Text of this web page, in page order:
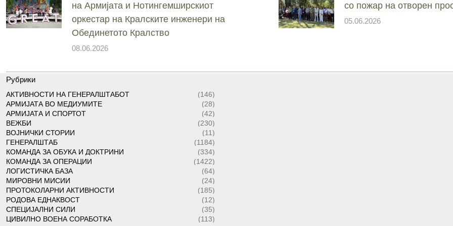
на Армијата и Нотингемширскиот
оркестар на Кралските инженери на
Обединетото Кралство
08.06.2026
со пожар на отворен
05.06.2026
Рубрики
АКТИВНОСТИ НА ГЕНЕРАЛШТАБОТ
(146)
АРМИЈАТА ВО МЕДИУМИТЕ
(28)
АРМИЈАТА И СПОРТОТ
(42)
ВЕЖБИ
(230)
ВОЈНИЧКИ СТОРИИ
(11)
ГЕНЕРАЛШТАБ
(1184)
КОМАНДА ЗА ОБУКА И ДОКТРИНИ
(334)
КОМАНДА ЗА ОПЕРАЦИИ
(1422)
ЛОГИСТИЧКА БАЗА
(64)
МИРОВНИ МИСИИ
(24)
ПРОТОКОЛАРНИ АКТИВНОСТИ
(185)
РОДОВА ЕДНАКВОСТ
(12)
СПЕЦИЈАЛНИ СИЛИ
(35)
ЦИВИЛНО ВОЕНА СОРАБОТКА
(113)